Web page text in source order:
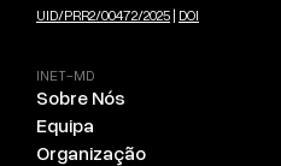
UID/PRR2/00472/2025 | DOI
INET-MD
Sobre Nós
Equipa
Organização